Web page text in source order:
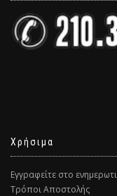
Χρήσιμα
Εγγραφείτε στο
Τρόποι Αποστολής